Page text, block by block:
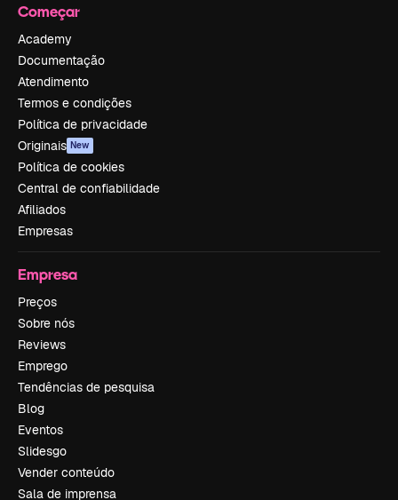
Começar
Academy
Documentação
Atendimento
Termos e condições
Política de privacidade
Originais New
Política de cookies
Central de confiabilidade
Afiliados
Empresas
Empresa
Preços
Sobre nós
Reviews
Emprego
Tendências de pesquisa
Blog
Eventos
Slidesgo
Vender conteúdo
Sala de imprensa